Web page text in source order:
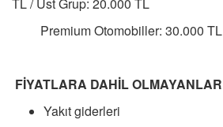
Premium Otomobiller: 30.000 TL
FİYATLARA DAHİL OLMAYANLAR
Yakıt giderleri